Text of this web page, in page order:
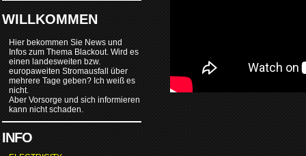
WILLKOMMEN
Hier bekommen Sie News und
Infos zum Thema Blackout. Wird es
einen landesweiten bzw.
europaweiten Stromausfall über
mehrere Tage geben? Ich weiß es
nicht.
Aber Vorsorge und sich informieren
kann nicht schaden.
INFO